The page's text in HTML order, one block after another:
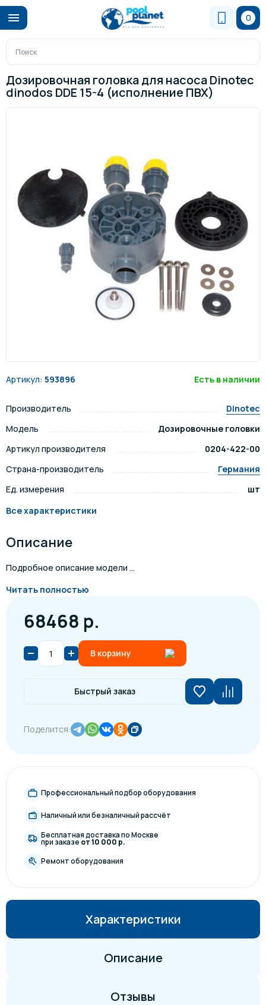
0
Дозировочная головка для насоса Dinotec
dinodos DDE 15-4 (исполнение ПВХ)
Артикул: 593896 Есть в наличии
Производитель
Dinotec
Модель
Дозировочные головки
Артикул производителя
0204-422-00
Страна-производитель
Германия
Ед. измерения
шт
Все характеристики
Описание
Подробное описание модели ...
Читать полностью
68468 р.
В корзину
Быстрый заказ
Поделится:
Профессиональный подбор оборудования
Наличный или безналичный рассчёт
Бесплатная доставка по Москве
при заказе от 10 000 р.
Ремонт оборудования
Характеристики
Описание
Отзывы